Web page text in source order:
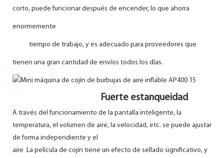
corto, puede funcionar después de encender, lo que ahorra
enormemente
tiempo de trabajo, y es adecuado para proveedores que
tienen una gran cantidad de envíos todos los días.
Fuerte estanqueidad
A través del funcionamiento de la pantalla inteligente, la
temperatura, el volumen de aire, la velocidad, etc. se puede ajustar
de forma independiente y el
aire La película de cojín tiene un efecto de sellado significativo, y